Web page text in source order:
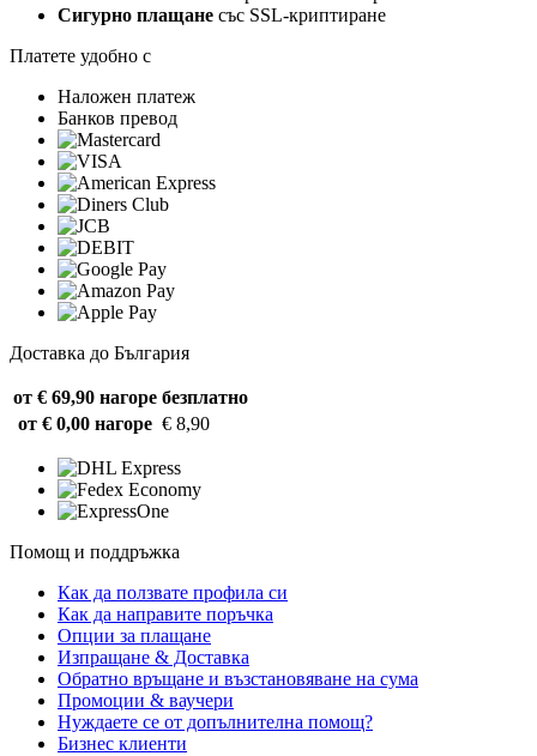
Сигурно плащане със SSL-криптиране
Платете удобно с
Наложен платеж
Банков превод
Доставка до България
от € 69,90 нагоре безплатно
от € 0,00 нагоре € 8,90
Помощ и поддръжка
Как да ползвате профила си
Как да направите поръчка
Опции за плащане
Изпращане & Доставка
Обратно връщане и възстановяване на сума
Промоции & ваучери
Нуждаете се от допълнителна помощ?
Бизнес клиенти